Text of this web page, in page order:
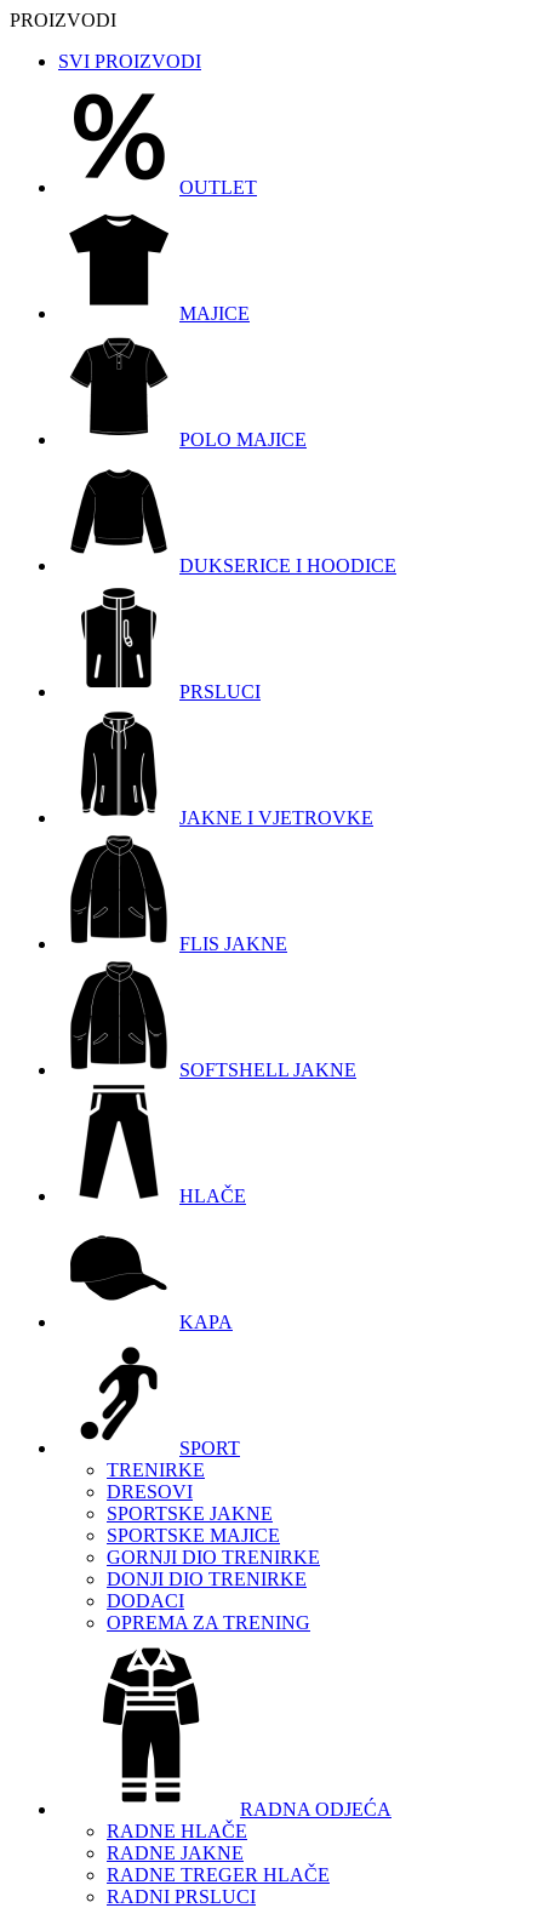
PROIZVODI
SVI PROIZVODI
OUTLET
MAJICE
POLO MAJICE
DUKSERICE I HOODICE
PRSLUCI
JAKNE I VJETROVKE
FLIS JAKNE
SOFTSHELL JAKNE
HLAČE
KAPA
SPORT
TRENIRKE
DRESOVI
SPORTSKE JAKNE
SPORTSKE MAJICE
GORNJI DIO TRENIRKE
DONJI DIO TRENIRKE
DODACI
OPREMA ZA TRENING
RADNA ODJEĆA
RADNE HLAČE
RADNE JAKNE
RADNE TREGER HLAČE
RADNI PRSLUCI